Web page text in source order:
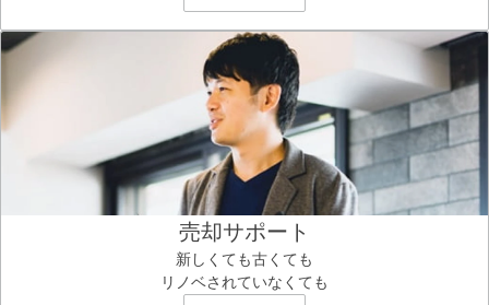
売却サポート
新しくても古くても
リノベされていなくても